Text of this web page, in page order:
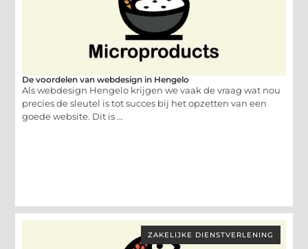
De voordelen van webdesign in Hengelo
Als webdesign Hengelo krijgen we vaak de vraag wat nou
precies de sleutel is tot succes bij het opzetten van een
goede website. Dit is ...
ZAKELIJKE DIENSTVERLENING